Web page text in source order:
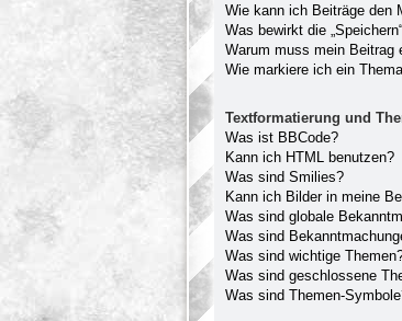
Wie kann ich Beiträge den
Was bewirkt die
Warum muss mein Beitrag
Wie markiere ich ein
Textformatierung und
Was ist BBCode?
Kann ich HTML benutzen?
Was sind Smilies?
Kann ich Bilder in meine
Was sind globale
Was sind
Was sind wichtige
Was sind geschlossene
Was sind Themen-